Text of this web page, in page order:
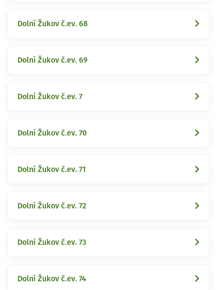
Dolní Žukov č.ev. 68
Dolní Žukov č.ev. 69
Dolní Žukov č.ev. 7
Dolní Žukov č.ev. 70
Dolní Žukov č.ev. 71
Dolní Žukov č.ev. 72
Dolní Žukov č.ev. 73
Dolní Žukov č.ev. 74